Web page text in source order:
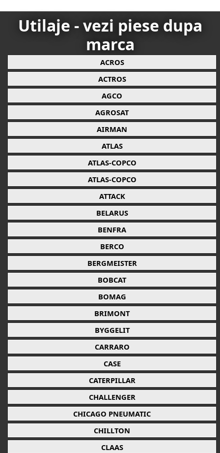
Utilaje - vezi piese dupa
marca
ACROS
ACTROS
AGCO
AGROSAT
AIRMAN
ATLAS
ATLAS-COPCO
ATLAS-COPCO
ATTACK
BELARUS
BENFRA
BERCO
BERGMEISTER
BOBCAT
BOMAG
BRIMONT
BYGGELIT
CARRARO
CASE
CATERPILLAR
CHALLENGER
CHICAGO PNEUMATIC
CHILLTON
CLAAS